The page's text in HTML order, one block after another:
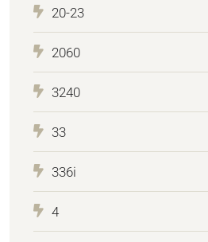
20-23
2060
3240
33
336i
4